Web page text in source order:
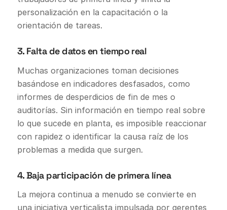
personalización en la capacitación o la
orientación de tareas.
3. Falta de datos en tiempo real
Muchas organizaciones toman decisiones
basándose en indicadores desfasados, como
informes de desperdicios de fin de mes o
auditorías. Sin información en tiempo real sobre
lo que sucede en planta, es imposible reaccionar
con rapidez o identificar la causa raíz de los
problemas a medida que surgen.
4. Baja participación de primera línea
La mejora continua a menudo se convierte en
una iniciativa verticalista impulsada por gerentes